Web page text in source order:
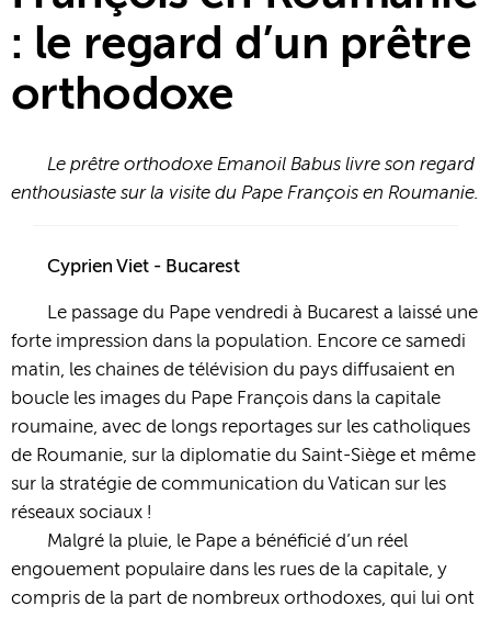
: le regard d’un prêtre
orthodoxe
Le prêtre orthodoxe Emanoil Babus livre son regard
enthousiaste sur la visite du Pape François en Roumanie.
Cyprien Viet - Bucarest
Le passage du Pape vendredi à Bucarest a laissé une
forte impression dans la population. Encore ce samedi
matin, les chaines de télévision du pays diffusaient en
boucle les images du Pape François dans la capitale
roumaine, avec de longs reportages sur les catholiques
de Roumanie, sur la diplomatie du Saint-Siège et même
sur la stratégie de communication du Vatican sur les
réseaux sociaux !
Malgré la pluie, le Pape a bénéficié d’un réel
engouement populaire dans les rues de la capitale, y
compris de la part de nombreux orthodoxes, qui lui ont